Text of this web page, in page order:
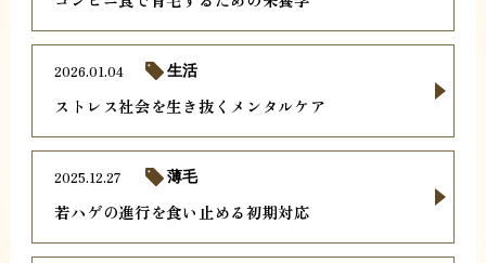
ストレス社会を生き抜くメンタルケア
2026.01.04 生活
若ハゲの進行を食い止める初期対応
2025.12.27 薄毛